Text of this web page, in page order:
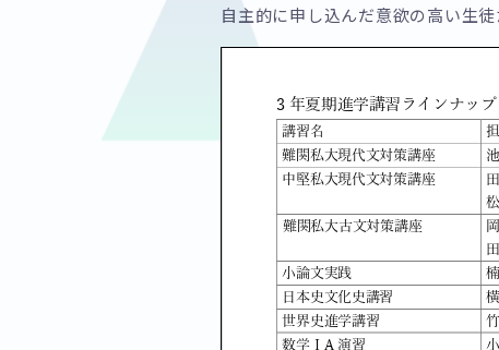
自主的に申し込んだ意欲の高い生